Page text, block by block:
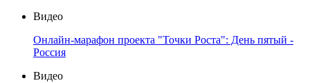
Видео
Онлайн-марафон проекта "Точки Роста": День пятый -
Россия
Видео